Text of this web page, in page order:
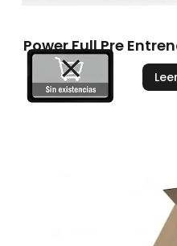
Power Full Pre